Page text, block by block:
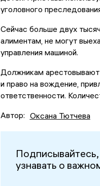
уголовного
Сейчас больше двух
алиментам, не могут
управления машиной.
Должникам
и право на вождение,
ответственности.
Автор: Оксана Тютчева
узнавать о